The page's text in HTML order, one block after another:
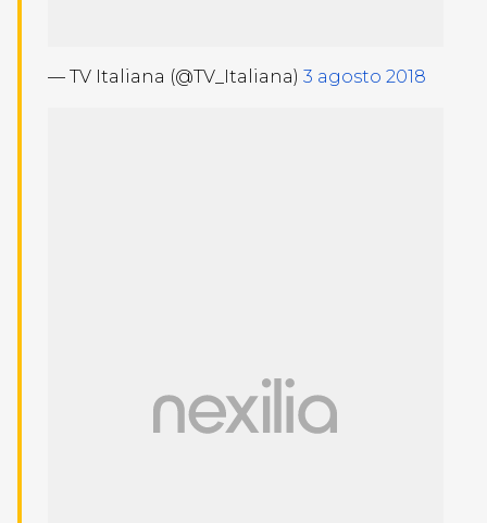
— TV Italiana (@TV_Italiana) 3 agosto 2018